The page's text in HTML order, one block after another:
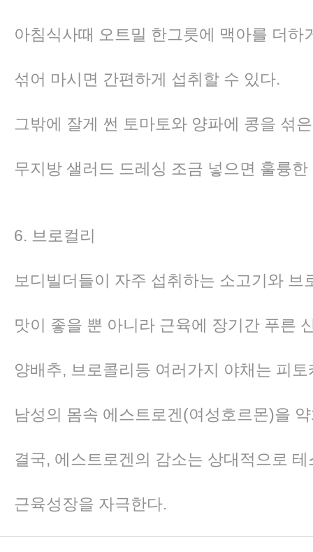
아침식사때 오트밀 한그릇에 맥아를 더
섞어 마시면 간편하게 섭취할 수 있다.
그밖에 잘게 썬 토마토와 양파에 콩을 섞
무지방 샐러드 드레싱 조금 넣으면 훌륭
6. 브로컬리
보디빌더들이 자주 섭취하는 소고기와
맛이 좋을 뿐 아니라 근육에 장기간 푸른
양배추, 브로콜리등 여러가지 야채는 피
남성의 몸속 에스트로겐(여성호르몬)을
결국, 에스트로겐의 감소는 상대적으로
근육성장을 자극한다.